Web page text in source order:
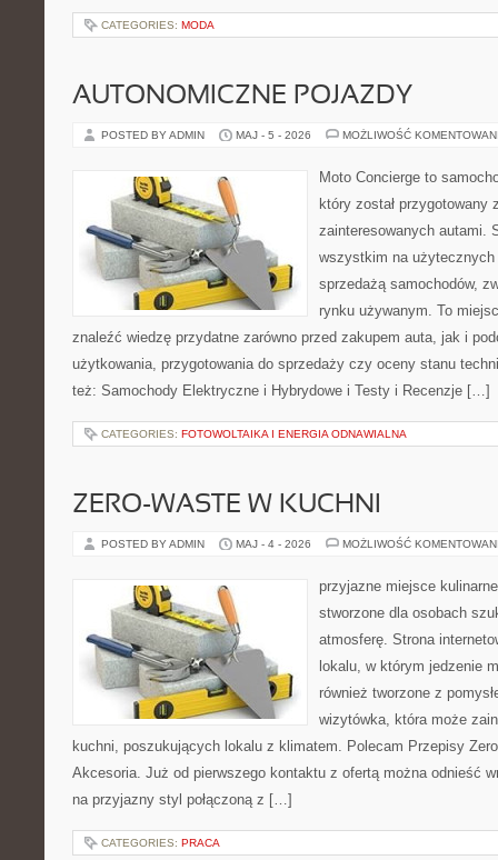
CATEGORIES: MODA
AUTONOMICZNE POJAZDY
POSTED BY ADMIN MAJ - 5 - 2026 MOŻLIWOŚĆ
Moto Concierge to
który został przygotowany
zainteresowanych autami.
wszystkim na
sprzedażą samochodów,
rynku używanym. To
znaleźć wiedzę przydatne zarówno przed zakupem auta, jak i
użytkowania, przygotowania do sprzedaży czy oceny stanu
też: Samochody Elektryczne i Hybrydowe i Testy i Recenzje […]
CATEGORIES: FOTOWOLTAIKA I ENERGIA ODNAWIALNA
ZERO-WASTE W KUCHNI
POSTED BY ADMIN MAJ - 4 - 2026 MOŻLIWOŚĆ
przyjazne miejsce
stworzone dla osobach
atmosferę. Strona
lokalu, w którym jedzenie
również tworzone z
wizytówka, która może
kuchni, poszukujących lokalu z klimatem. Polecam Przepisy
Akcesoria. Już od pierwszego kontaktu z ofertą można odnieść
na przyjazny styl połączoną z […]
CATEGORIES: PRACA